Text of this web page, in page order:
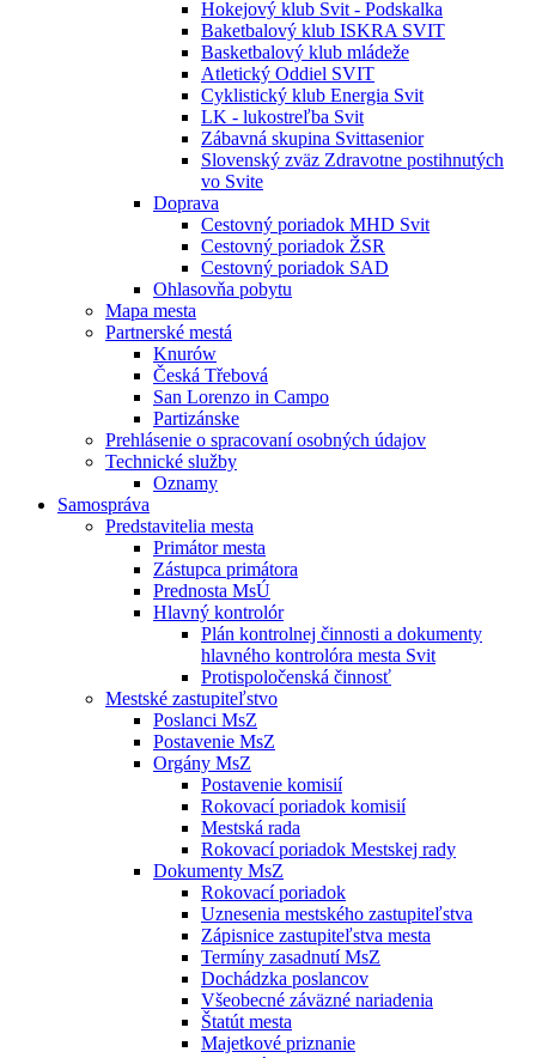
Hokejový klub Svit - Podskalka
Baketbalový klub ISKRA SVIT
Basketbalový klub mládeže
Atletický Oddiel SVIT
Cyklistický klub Energia Svit
LK - lukostreľba Svit
Zábavná skupina Svittasenior
Slovenský zväz Zdravotne postihnutých
vo Svite
Doprava
Cestovný poriadok MHD Svit
Cestovný poriadok ŽSR
Cestovný poriadok SAD
Ohlasovňa pobytu
Mapa mesta
Partnerské mestá
Knurów
Česká Třebová
San Lorenzo in Campo
Partizánske
Prehlásenie o spracovaní osobných údajov
Technické služby
Oznamy
Samospráva
Predstavitelia mesta
Primátor mesta
Zástupca primátora
Prednosta MsÚ
Hlavný kontrolór
Plán kontrolnej činnosti a dokumenty
hlavného kontrolóra mesta Svit
Protispoločenská činnosť
Mestské zastupiteľstvo
Poslanci MsZ
Postavenie MsZ
Orgány MsZ
Postavenie komisií
Rokovací poriadok komisií
Mestská rada
Rokovací poriadok Mestskej rady
Dokumenty MsZ
Rokovací poriadok
Uznesenia mestského zastupiteľstva
Zápisnice zastupiteľstva mesta
Termíny zasadnutí MsZ
Dochádzka poslancov
Všeobecné záväzné nariadenia
Štatút mesta
Majetkové priznanie